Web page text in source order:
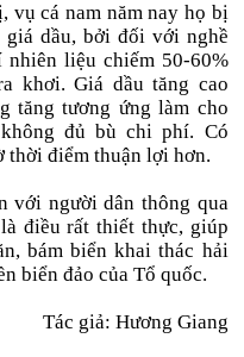
vụ cá nam năm nay họ bị
dầu, bởi đối với nghề
liệu chiếm 50-60%
khơi. Giá dầu tăng cao
tăng tương ứng làm cho
đủ bù chi phí. Có
thời điểm thuận lợi hơn.
với người dân thông qua
điều rất thiết thực, giúp
bám biển khai thác hải
biển đảo của Tổ quốc.
Tác giả: Hương Giang